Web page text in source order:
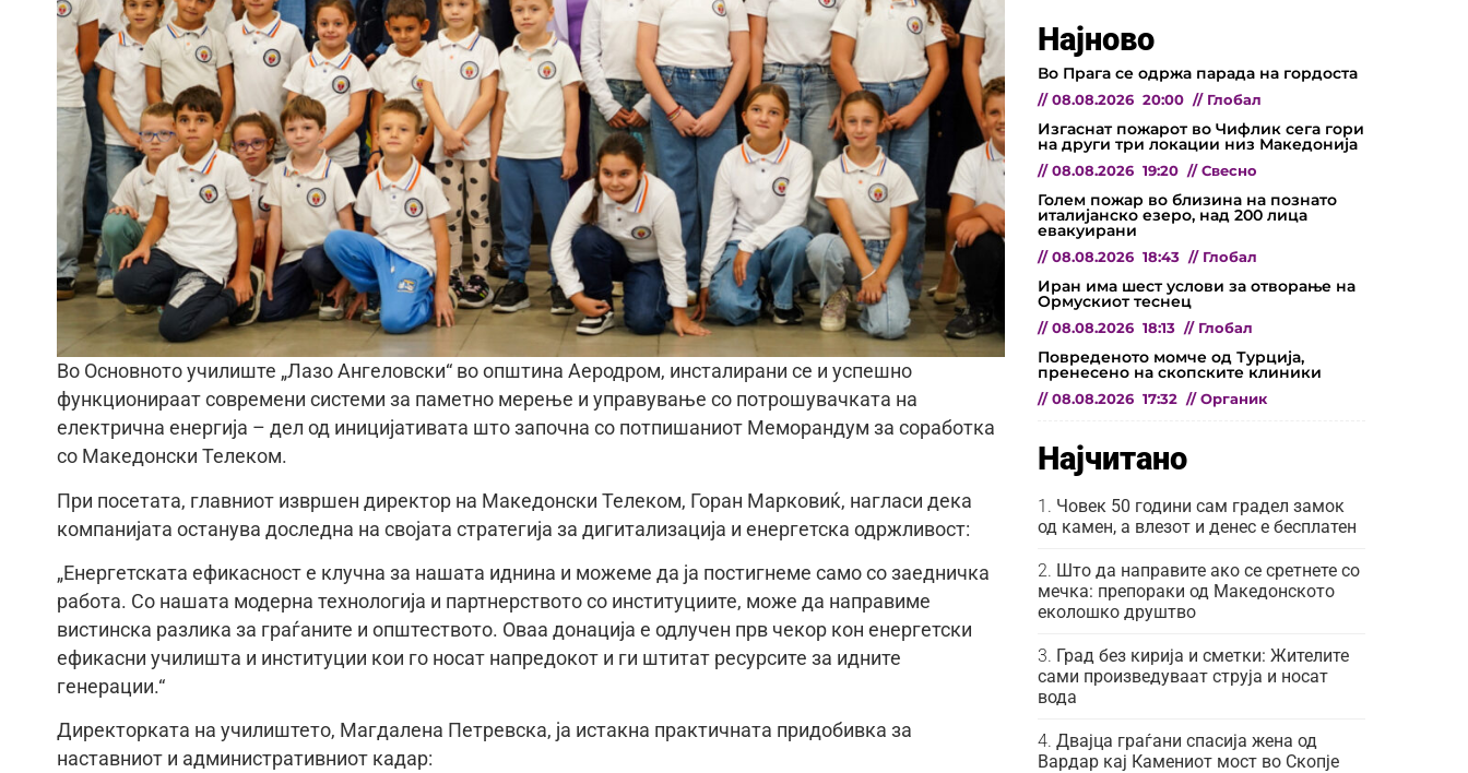
Во Основното училиште „Лазо Ангеловски“ во општина Аеродром, инсталирани се и успешно
функционираат современи системи за паметно мерење и управување со потрошувачката на
електрична енергија – дел од иницијативата што започна со потпишаниот Меморандум за соработка
со Македонски Телеком.
При посетата, главниот извршен директор на Македонски Телеком, Горан Марковиќ, нагласи дека
компанијата останува доследна на својата стратегија за дигитализација и енергетска одржливост:
„Енергетската ефикасност е клучна за нашата иднина и можеме да ја постигнеме само со заедничка
работа. Со нашата модерна технологија и партнерството со институциите, може да направиме
вистинска разлика за граѓаните и општеството. Оваа донација е одлучен прв чекор кон енергетски
ефикасни училишта и институции кои го носат напредокот и ги штитат ресурсите за идните
генерации.“
Директорката на училиштето, Магдалена Петревска, ја истакна практичната придобивка за
наставниот и административниот кадар:
Најново
Во Прага се одржа парада на гордоста
// 08.08.2026 20:00 // Глобал
Изгаснат пожарот во Чифлик сега гори
на други три локации низ Македонија
// 08.08.2026 19:20 // Свесно
Голем пожар во близина на познато
италијанско езеро, над 200 лица
евакуирани
// 08.08.2026 18:43 // Глобал
Иран има шест услови за отворање на
Ормускиот теснец
// 08.08.2026 18:13 // Глобал
Повреденото момче од Турција,
пренесено на скопските клиники
// 08.08.2026 17:32 // Органик
Најчитано
Човек 50 години сам градел замок
од камен, а влезот и денес е бесплатен
Што да направите ако се сретнете со
мечка: препораки од Македонското
еколошко друштво
Град без кирија и сметки: Жителите
сами произведуваат струја и носат
вода
Двајца граѓани спасија жена од
Вардар кај Камениот мост во Скопје